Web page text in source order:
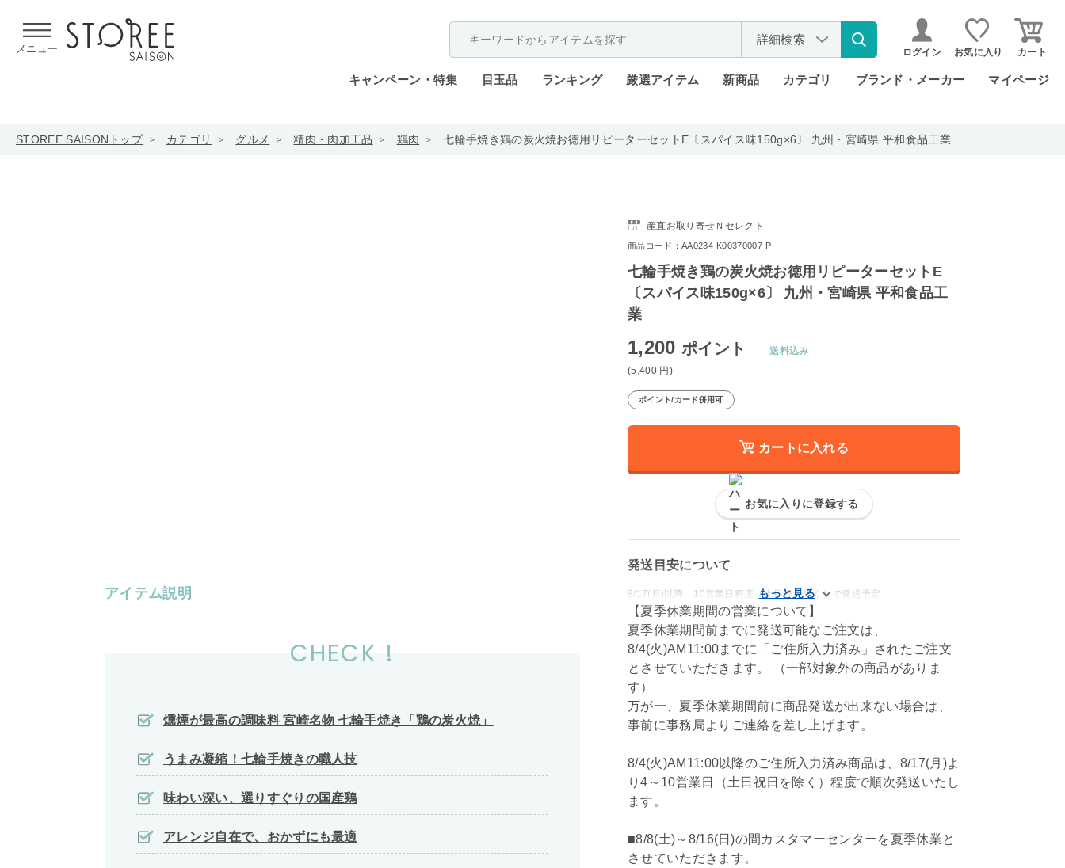
メニュー
詳細検索
ログイン お気に入り カート
キャンペーン・特集 目玉品 ランキング 厳選アイテム 新商品 カテゴリ ブランド・メーカー マイページ
STOREE SAISONトップ カテゴリ グルメ 精肉・肉加工品 鶏肉 七輪手焼き鶏の炭火焼お徳用リピーターセットE〔スパイス味150g×6〕 九州・宮崎県 平和食品工業
アイテム説明
CHECK !
燻煙が最高の調味料 宮崎名物 七輪手焼き「鶏の炭火焼」
うまみ凝縮！七輪手焼きの職人技
味わい深い、選りすぐりの国産鶏
アレンジ自在で、おかずにも最適
産直お取り寄せＮセレクト
商品コード：AA0234-K00370007-P
七輪手焼き鶏の炭火焼お徳用リピーターセットE
〔スパイス味150g×6〕 九州・宮崎県 平和食品工
業
1,200 ポイント
(5,400 円 )
送料込み
ポイント/カード併用可
カートに入れる
お気に入りに登録する
発送目安について
8/17(月)以降、10営業日程度（土日祝を除く）で発送予定
【夏季休業期間の営業について】
夏季休業期間前までに発送可能なご注文は、
8/4(火)AM11:00までに「ご住所入力済み」されたご注文
とさせていただきます。 （一部対象外の商品がありま
す）
万が一、夏季休業期間前に商品発送が出来ない場合は、
事前に事務局よりご連絡を差し上げます。
8/4(火)AM11:00以降のご住所入力済み商品は、8/17(月)よ
り4～10営業日（土日祝日を除く）程度で順次発送いたし
ます。
■8/8(土)～8/16(日)の間カスタマーセンターを夏季休業と
させていただきます。